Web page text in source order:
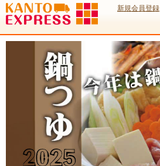
新規会員登録